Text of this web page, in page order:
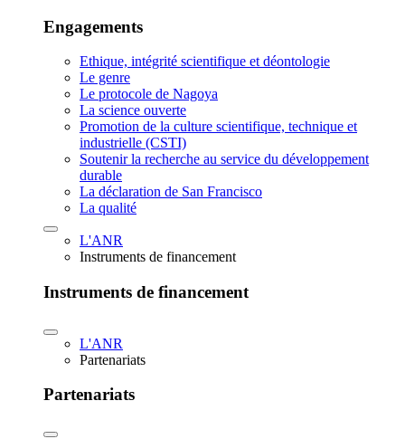
Engagements
Ethique, intégrité scientifique et déontologie
Le genre
Le protocole de Nagoya
La science ouverte
Promotion de la culture scientifique, technique et
industrielle (CSTI)
Soutenir la recherche au service du développement
durable
La déclaration de San Francisco
La qualité
L'ANR
Instruments de financement
Instruments de financement
L'ANR
Partenariats
Partenariats